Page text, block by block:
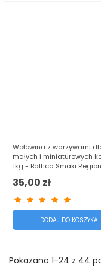
Wołowina z warzywami
małych i miniaturowych
1kg - Baltica Smaki
35,00 zł
DODAJ DO KOSZYKA
Pokazano 1-24 z 44